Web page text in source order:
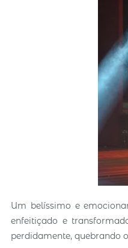
Um belíssimo e
enfeitiçado e
perdidamente, quebrando